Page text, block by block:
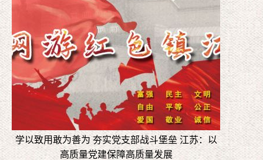
学以致用敢为善为 夯实党支部战斗堡垒 江苏：以
高质量党建保障高质量发展